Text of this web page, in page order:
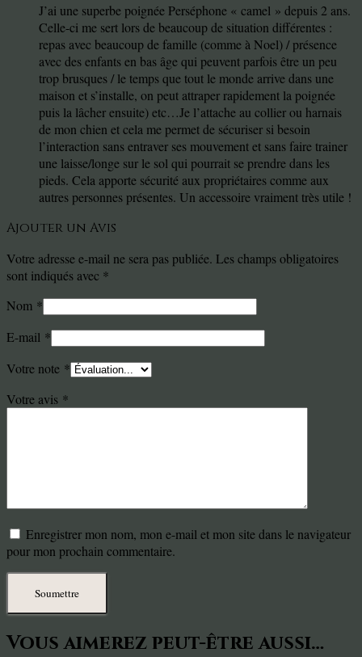
J’ai une superbe poignée Perséphone « camel » depuis 2 ans.
Celle-ci me sert lors de beaucoup de situation différentes :
repas avec beaucoup de famille (comme à Noel) / présence
avec des enfants en bas âge qui peuvent parfois être un peu
trop brusques / le temps que tout le monde arrive dans une
maison et s’installe, on peut attraper rapidement la poignée
puis la lâcher ensuite) etc…Je l’attache au collier ou harnais
de mon chien et cela me permet de sécuriser si besoin
l’interaction sans entraver ses mouvement et sans faire trainer
une laisse/longe sur le sol qui pourrait se prendre dans les
pieds. Cela apporte sécurité aux propriétaires comme aux
autres personnes présentes. Un accessoire vraiment très utile !
Ajouter un Avis
Votre adresse e-mail ne sera pas publiée. Les champs obligatoires
sont indiqués avec *
Nom *
E-mail *
Votre note *
Votre avis *
Enregistrer mon nom, mon e-mail et mon site dans le navigateur
pour mon prochain commentaire.
Vous aimerez peut-être aussi…